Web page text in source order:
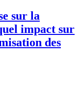
sur la
impact sur
des